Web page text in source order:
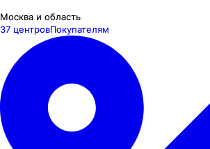
Москва и область
37 центровПокупателям